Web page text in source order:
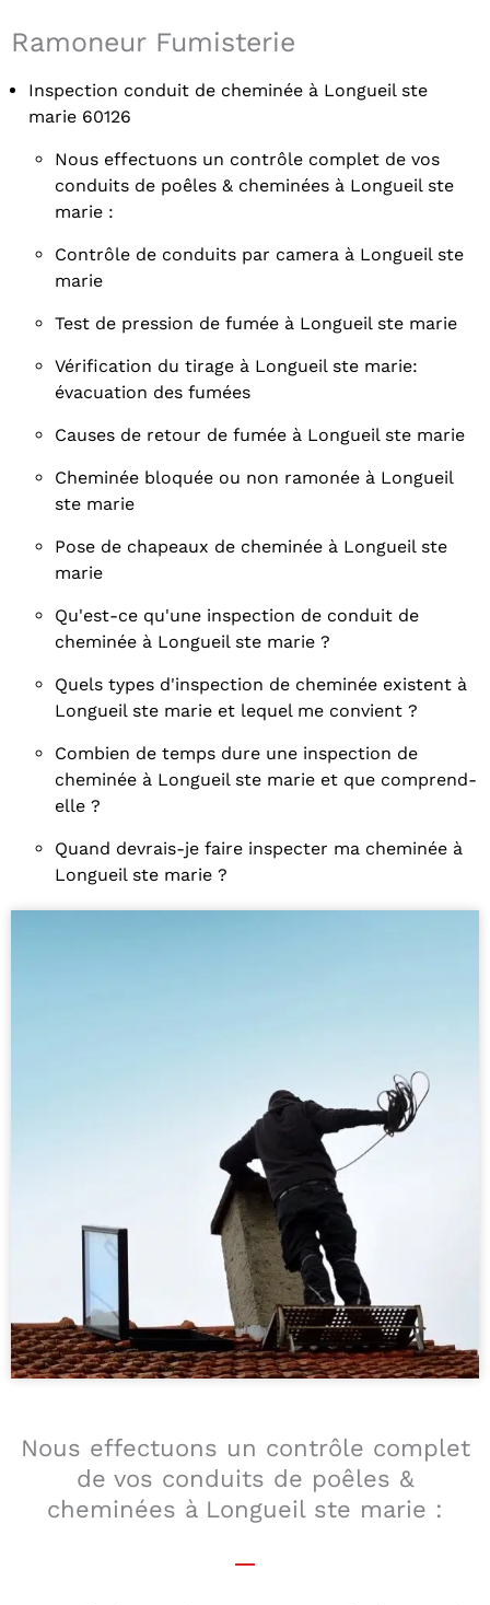
Ramoneur Fumisterie
Inspection conduit de cheminée à Longueil ste
marie 60126
Nous effectuons un contrôle complet de vos
conduits de poêles & cheminées à Longueil ste
marie :
Contrôle de conduits par camera à Longueil ste
marie
Test de pression de fumée à Longueil ste marie
Vérification du tirage à Longueil ste marie:
évacuation des fumées
Causes de retour de fumée à Longueil ste marie
Cheminée bloquée ou non ramonée à Longueil
ste marie
Pose de chapeaux de cheminée à Longueil ste
marie
Qu'est-ce qu'une inspection de conduit de
cheminée à Longueil ste marie ?
Quels types d'inspection de cheminée existent à
Longueil ste marie et lequel me convient ?
Combien de temps dure une inspection de
cheminée à Longueil ste marie et que comprend-
elle ?
Quand devrais-je faire inspecter ma cheminée à
Longueil ste marie ?
Nous effectuons un contrôle complet
de vos conduits de poêles &
cheminées à Longueil ste marie :